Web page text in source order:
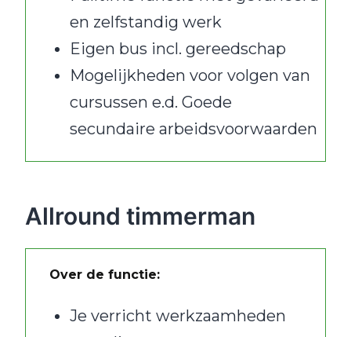
en zelfstandig werk
Eigen bus incl. gereedschap
Mogelijkheden voor volgen van
cursussen e.d. Goede
secundaire arbeidsvoorwaarden
Allround timmerman
Over de functie:
Je verricht werkzaamheden